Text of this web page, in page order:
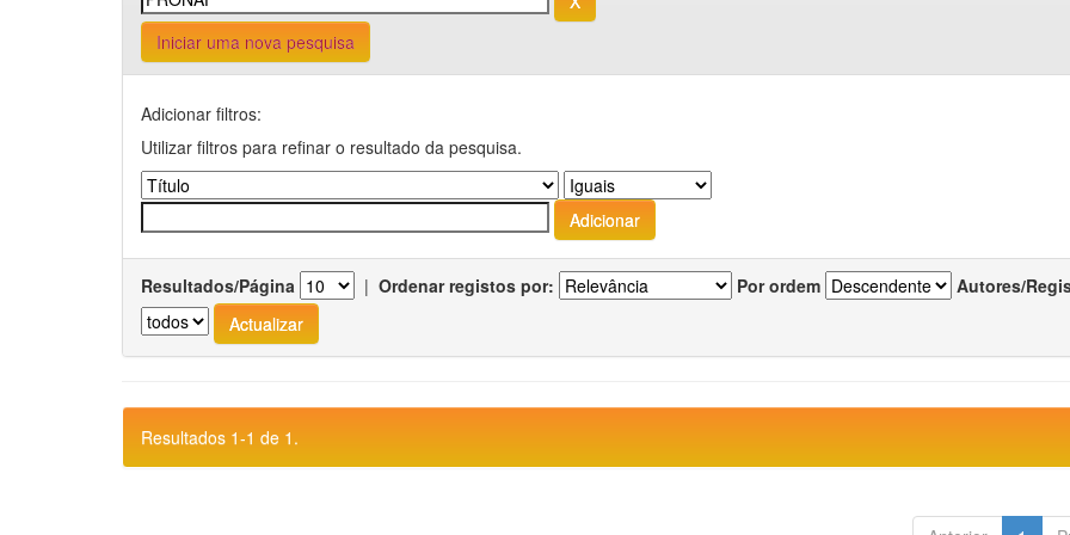
Iniciar uma nova pesquisa
Adicionar filtros:
Utilizar filtros para refinar o resultado da pesquisa.
Resultados/Página | Ordenar registos por: Por ordem Autores/
Resultados 1-1 de 1.